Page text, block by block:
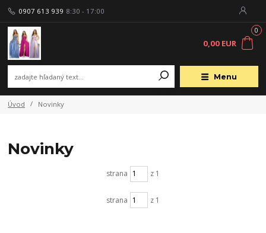
Menu
0907 613 939 8:30 - 17:00
0
0,00 EUR
Úvod Novinky
Novinky
strana z 1
strana z 1